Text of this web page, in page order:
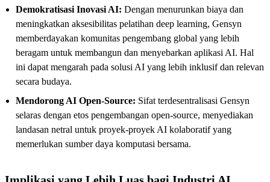
Demokratisasi Inovasi AI: Dengan menurunkan biaya dan
meningkatkan aksesibilitas pelatihan deep learning, Gensyn
memberdayakan komunitas pengembang global yang lebih
beragam untuk membangun dan menyebarkan aplikasi AI. Hal
ini dapat mengarah pada solusi AI yang lebih inklusif dan relevan
secara budaya.
Mendorong AI Open-Source: Sifat terdesentralisasi Gensyn
selaras dengan etos pengembangan open-source, menyediakan
landasan netral untuk proyek-proyek AI kolaboratif yang
memerlukan sumber daya komputasi bersama.